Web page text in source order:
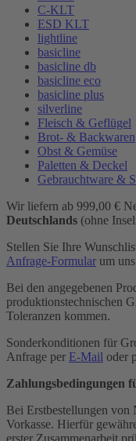
C-KLT
ESD KLT
lightline
basicline
basicline db
basicline eco
basicline plus
silverline
Fleisch & Geflügel
Brot- & Backwaren
Obst & Gemüse
Paletten & Deckel
Gebrauchtware &
Wir liefern ab 999,00 €
Deutschlands (ohne
Stellen Sie Ihre
Anfrage-Formular um
Bei den angegebenen
produktionstechnischen
Toleranzen kommen.
Sonderkonditionen für
Anfrage per E-Mail oder
Zahlungsbedingungen
Bei Erstbestellungen
Vorkasse. Hierfür
erster Zusammenarbeit